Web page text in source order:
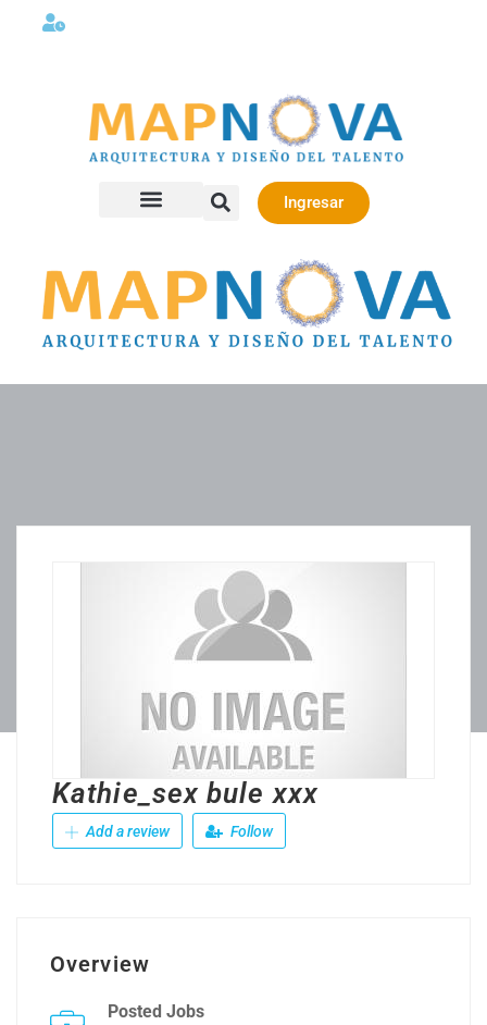
Ingresar
Kathie_sex bule xxx
Add a review Follow
Overview
Posted Jobs